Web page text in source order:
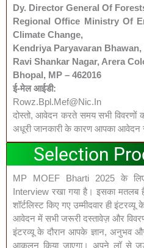
Dy. Director General Of
Regional Office Ministry Of
Climate Change,
Kendriya Paryavaran Bhawan,
Ravi Shankar Nagar, Arera
Bhopal, MP – 462016
ई-मेल आईडी:
Rowz.bpl.mef@nic.in
दोस्तो, आवेदन करते समय सभी विवरणों
अधूरी जानकारी के कारण आपका आवेदन
Selection
MP MOEF Bharti 2025 के
Interview रखा गया है। इसका
शॉर्टलिस्ट किए गए उम्मीदवार ही
आवेदन में सभी जरूरी दस्तावेज़ और
इंटरव्यू के दौरान आपके ज्ञान, अनुभव
आकलन किया जाएगा। अपने लॉ से